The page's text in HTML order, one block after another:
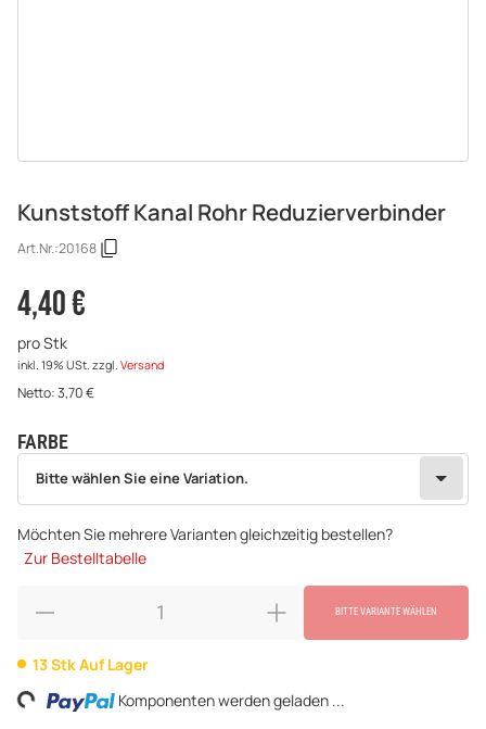
Kunststoff Kanal Rohr Reduzierverbinder
Art.Nr.:20168
4,40 €
pro Stk
inkl. 19% USt. zzgl. Versand
Netto:3,70€
FARBE
wählen
Bitte wählen Sie eine Variation.
Möchten Sie mehrere Varianten gleichzeitig bestellen?
Zur Bestelltabelle
BITTE VARIANTE WÄHLEN
13 Stk Auf Lager
Komponenten werden geladen ...